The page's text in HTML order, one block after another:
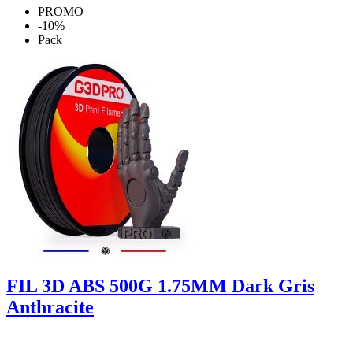
PROMO
-10%
Pack
FIL 3D ABS 500G 1.75MM Dark Gris
Anthracite